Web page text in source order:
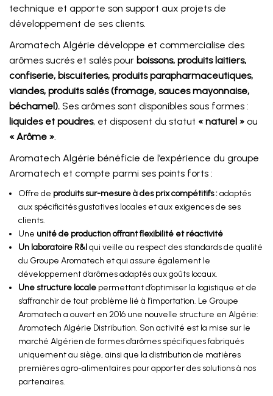
technique et apporte son support aux projets de
développement de ses clients.
Aromatech Algérie développe et commercialise des
arômes sucrés et salés pour boissons, produits laitiers,
confiserie, biscuiteries, produits parapharmaceutiques,
viandes, produits salés (fromage, sauces mayonnaise,
béchamel). Ses arômes sont disponibles sous formes :
liquides et poudres, et disposent du statut « naturel » ou
« Arôme ».
Aromatech Algérie bénéficie de l’expérience du groupe
Aromatech et compte parmi ses points forts :
Offre de produits sur-mesure à des prix compétitifs :adaptés
aux spécificités gustatives locales et aux exigences de ses
clients.
Une unité de production offrant flexibilité et réactivité
Un laboratoire R&Iqui veille au respect des standards de qualité
du Groupe Aromatech et qui assure également le
développement d’arômes adaptés aux goûts locaux.
Une structure locale permettant d’optimiser la logistique et de
s’affranchir de tout problème lié à l’importation. Le Groupe
Aromatech a ouvert en 2016 une nouvelle structure en Algérie:
Aromatech Algérie Distribution. Son activité est la mise sur le
marché Algérien de formes d’arômes spécifiques fabriqués
uniquement au siège, ainsi que la distribution de matières
premières agro-alimentaires pour apporter des solutions à nos
partenaires.